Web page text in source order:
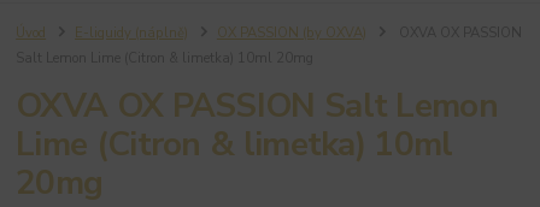
Úvod E-liquidy (náplně) OX PASSION (by OXVA)
OXVA OX PASSION Salt Lemon
Lime (Citron & limetka) 10ml
20mg